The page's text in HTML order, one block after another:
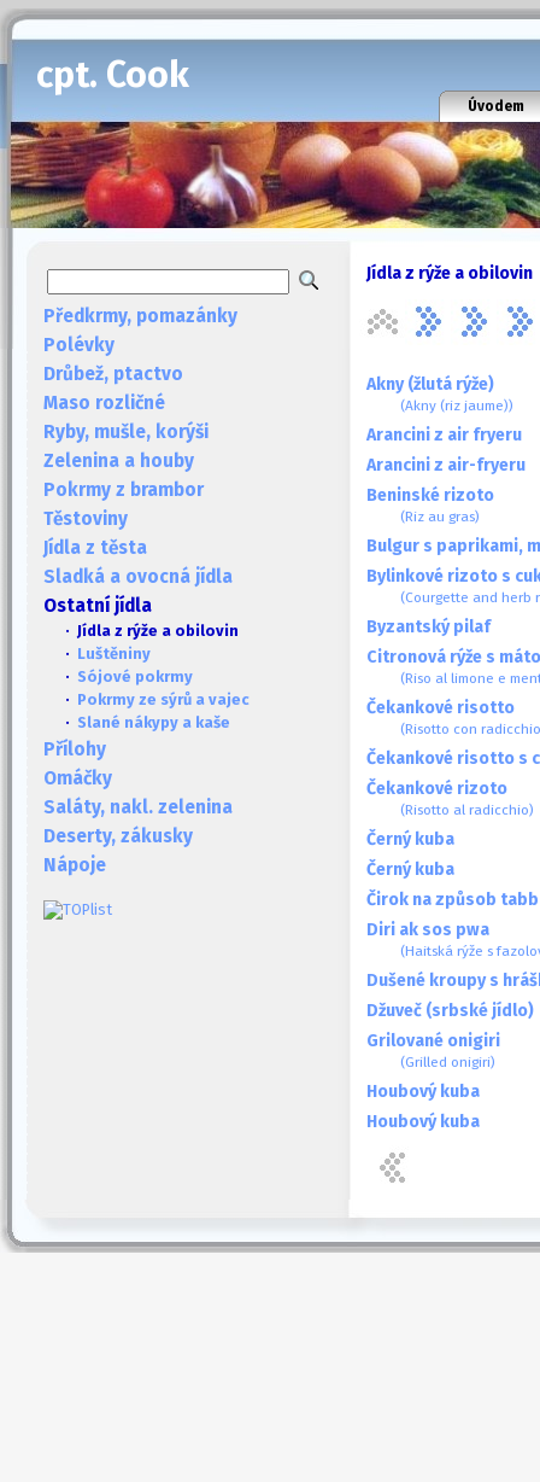
cpt. Cook
Úvodem
Předkrmy, pomazánky
Polévky
Drůbež, ptactvo
Maso rozličné
Ryby, mušle, korýši
Zelenina a houby
Pokrmy z brambor
Těstoviny
Jídla z těsta
Sladká a ovocná jídla
Ostatní jídla
· Jídla z rýže a obilovin
· Luštěniny
· Sójové pokrmy
· Pokrmy ze sýrů a vajec
· Slané nákypy a kaše
Přílohy
Omáčky
Saláty, nakl. zelenina
Deserty, zákusky
Nápoje
Jídla z rýže a obilovin
Akny (žlutá rýže)
(Akny (riz jaume))
Arancini z air fryeru
Arancini z air-fryeru
Beninské rizoto
(Riz au gras)
Bulgur s paprikami,
Bylinkové rizoto s
(Courgette and herb
Byzantský pilaf
Citronová rýže s
(Riso al limone e
Čekankové risotto
(Risotto con
Čekankové risotto s
Čekankové rizoto
(Risotto al radicchio)
Černý kuba
Černý kuba
Čirok na způsob
Diri ak sos pwa
(Haitská rýže s
Dušené kroupy s
Džuveč (srbské jídlo)
Grilované onigiri
(Grilled onigiri)
Houbový kuba
Houbový kuba